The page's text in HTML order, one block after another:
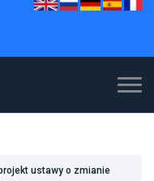
ustawy o zmianie